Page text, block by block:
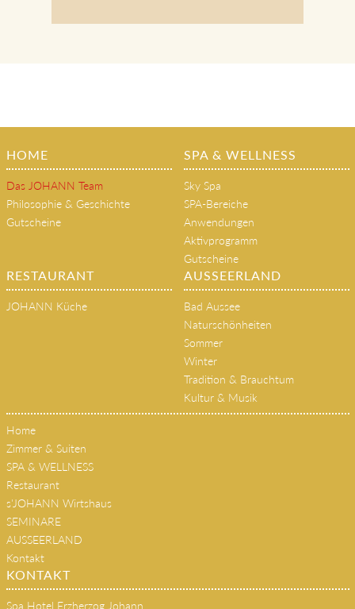
HOME
Das JOHANN Team
Philosophie & Geschichte
SPA & WELLNESS
Sky Spa
SPA-Bereiche
Anwendungen
Aktivprogramm
Gutscheine
RESTAURANT AUSSEERLAND
Bad Aussee
Naturschönheiten
Sommer
Winter
Tradition & Brauchtum
Kultur & Musik
Home
Zimmer & Suiten
SPA & WELLNESS
Restaurant
s'JOHANN Wirtshaus
SEMINARE
AUSSEERLAND
Kontakt
KONTAKT